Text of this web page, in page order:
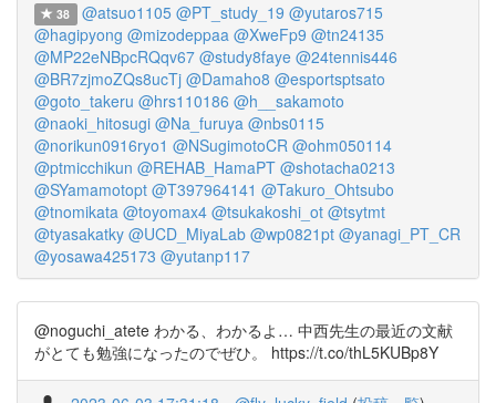
38 @atsuo1105 @PT_study_19 @yutaros715
@hagipyong @mizodeppaa @XweFp9 @tn24135
@MP22eNBpcRQqv67 @study8faye @24tennis446
@BR7zjmoZQs8ucTj @Damaho8 @esportsptsato
@goto_takeru @hrs110186 @h__sakamoto
@naoki_hitosugi @Na_furuya @nbs0115
@norikun0916ryo1 @NSugimotoCR @ohm050114
@ptmicchikun @REHAB_HamaPT @shotacha0213
@SYamamotopt @T397964141 @Takuro_Ohtsubo
@tnomikata @toyomax4 @tsukakoshi_ot @tsytmt
@tyasakatky @UCD_MiyaLab @wp0821pt @yanagi_PT_CR
@yosawa425173 @yutanp117
@noguchi_atete わかる、わかるよ… 中西先生の最近の文献
がとても勉強になったのでぜひ。 https://t.co/thL5KUBp8Y